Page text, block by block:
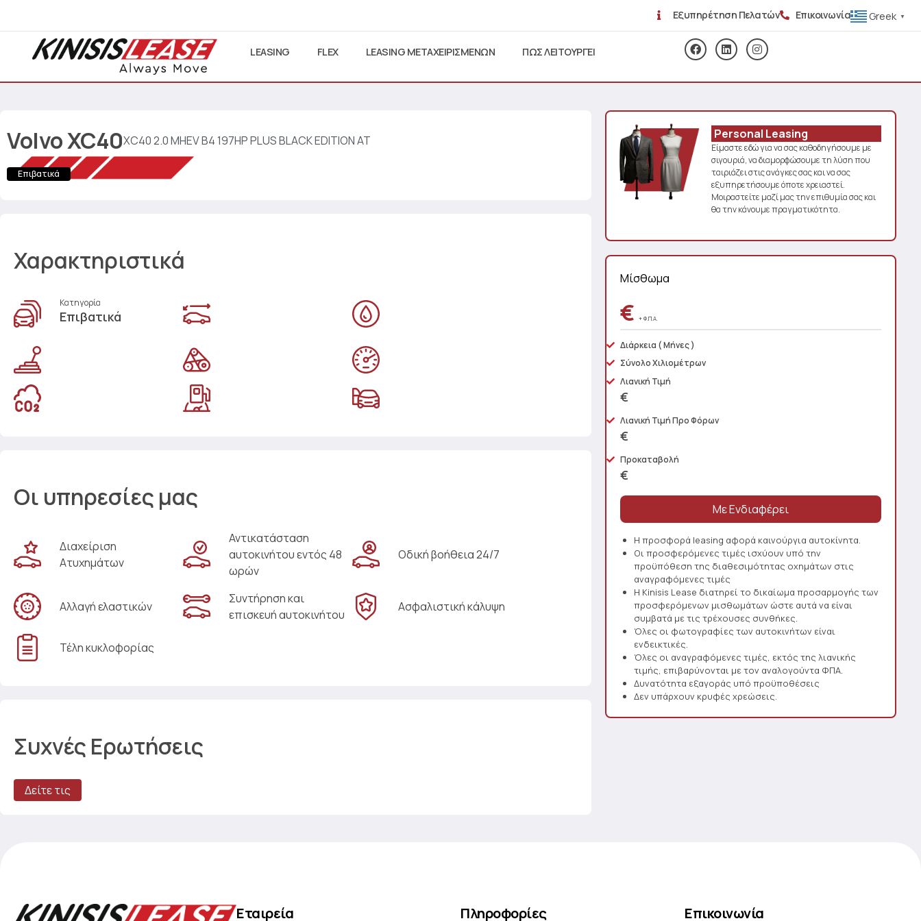
Εξυπηρέτηση Πελατών Επικοινωνία Greek ▼
LEASING FLEX LEASING ΜΕΤΑΧΕΙΡΙΣΜΕΝΩΝ ΠΩΣ ΛΕΙΤΟΥΡΓΕΙ
VolvoXC40XC40 2.0 MHEV B4 197HP PLUS BLACK EDITION AT
Επιβατικά
Χαρακτηριστικά
Κατηγορία
Επιβατικά
Οι υπηρεσίες μας
Διαχείριση
Ατυχημάτων
Αντικατάσταση
αυτοκινήτου εντός 48
ωρών
Οδική βοήθεια 24/7
Αλλαγή ελαστικών
Συντήρηση και
επισκευή αυτοκινήτου
Ασφαλιστική κάλυψη
Τέλη κυκλοφορίας
Συχνές Ερωτήσεις
Δείτε τις
Personal Leasing
Είμαστε εδώ για να σας καθοδηγήσουμε με
σιγουριά, να διαμορφώσουμε τη λύση που
ταιριάζει στις ανάγκες σας και να σας
εξυπηρετήσουμε όποτε χρειαστεί.
Μοιραστείτε μαζί μας την επιθυμία σας και
θα την κάνουμε πραγματικότητα.
Μίσθωμα
€+ Φ.Π.Α.
Διάρκεια ( Μήνες )
Σύνολο Χιλιομέτρων
Λιανική Τιμή
€
Λιανική Τιμή Προ Φόρων
€
Προκαταβολή
€
Η προσφορά leasing αφορά καινούργια αυτοκίνητα.
Οι προσφερόμενες τιμές ισχύουν υπό την
προϋπόθεση της διαθεσιμότητας οχημάτων στις
αναγραφόμενες τιμές
Η Kinisis Lease διατηρεί το δικαίωμα προσαρμογής των
προσφερόμενων μισθωμάτων ώστε αυτά να είναι
συμβατά με τις τρέχουσες συνθήκες.
Όλες οι φωτογραφίες των αυτοκινήτων είναι
ενδεικτικές.
Όλες οι αναγραφόμενες τιμές, εκτός της λιανικής
τιμής, επιβαρύνονται με τον αναλογούντα ΦΠΑ.
Δυνατότητα εξαγοράς υπό προϋποθέσεις
Δεν υπάρχουν κρυφές χρεώσεις.
Εταιρεία Πληροφορίες Επικοινωνία